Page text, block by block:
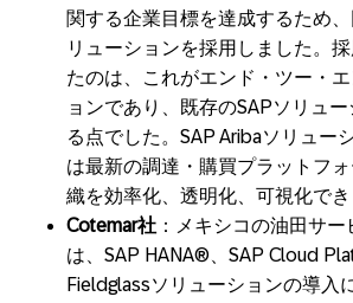
関する企業目標を達成するため、
リューションを採用しました。
たのは、これがエンド・ツー・
ョンであり、既存のSAPソリュ
る点でした。SAP Aribaソリュー
は最新の調達・購買プラットフ
織を効率化、透明化、可視化でき
Cotemar社 ：メキシコの油田サ
は、SAP HANA®、SAP Cloud
Fieldglassソリューションの導入